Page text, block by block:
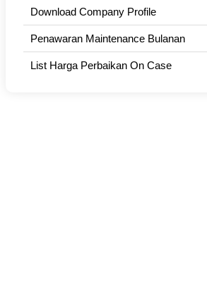
Download Company Profile
Penawaran Maintenance Bulanan
List Harga Perbaikan On Case